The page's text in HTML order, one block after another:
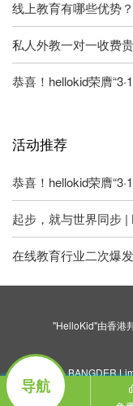
线上教育有哪些优势
私人外教一对一收费
恭喜！hellokid荣膺
活动推荐
恭喜！hellokid荣膺
起步，就与世界同步 |
在线教育行业二次爆
"HelloKid"由香港
BANGDER
导航